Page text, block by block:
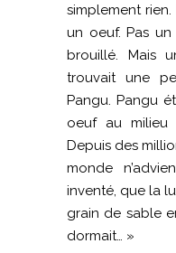
simplement
un oeuf. Pas
brouillé. Mais
trouvait une
Pangu. Pangu
oeuf au milieu
Depuis des
monde
inventé, que la
grain de sable
dormait… »